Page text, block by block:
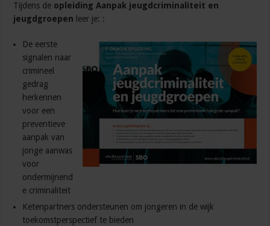
Tijdens de opleiding Aanpak jeugdcriminaliteit en
jeugdgroepen leer je: :
De eerste
signalen naar
crimineel
gedrag
herkennen
voor een
preventieve
aanpak van
jonge aanwas
voor
ondermijnend
e criminaliteit
Ketenpartners ondersteunen om jongeren in de wijk
toekomstperspectief te bieden